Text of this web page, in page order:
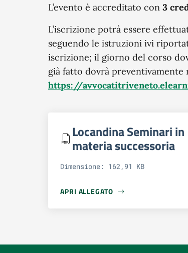
L’evento è accreditato con 3
L’iscrizione potrà essere
seguendo le istruzioni ivi
iscrizione; il giorno del corso
già fatto dovrà preventivamente
https://
Locandina Seminari in
materia successoria
Dimensione: 162,91 KB
APRI ALLEGATO
APRI ALLEGATO LOCANDINA